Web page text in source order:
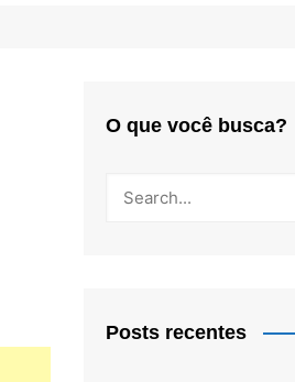
O que você busca?
Posts recentes